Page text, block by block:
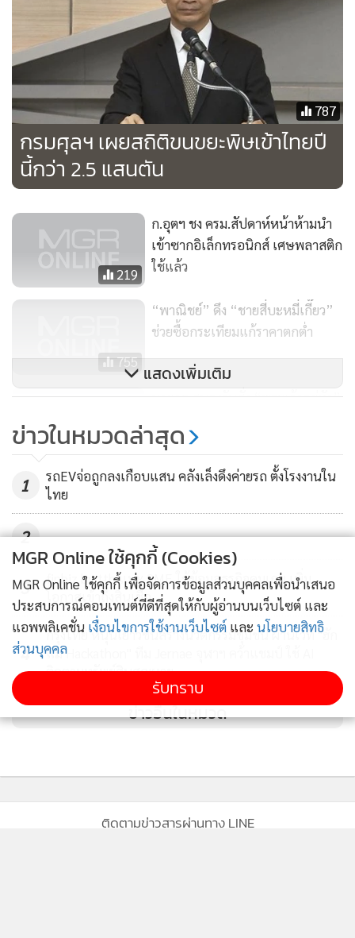
ศาสนา ถวายภัตตาหารเช้าแด่คณะสงฆ์ สักการะสิ่งศักดิ์สิทธิ์
ประจำกรมศุลกากร เจริญพระพุทธมนต์ ถวายเครื่องสังฆทาน
จากนั้น จัดพิธีมอบเครื่องราชอิสริยาภรณ์ รางวัลเชิดชูเกียรติแก่
คนดีศรีศุลกากร ผู้มีผลงานดีของกรมศุลกากร ผู้ประพฤติปฏิบัติ
ตนชอบด้วยความซื่อสัตย์สุจริตของกรมศุลกากร และข้าราชการ
พลเรือนดีเด่นของกรมศุลกากรประจำปี 2561 ตลอดจนมอบทุน
การศึกษาแก่บุตรธิดาข้าราชการ และลูกจ้างกรมศุลกากร ทั้งยัง
787
กรมศุลฯ เผยสถิติขนขยะพิษเข้าไทยปี
นี้กว่า 2.5 แสนตัน
219
ก.อุตฯ ชง ครม.สัปดาห์หน้าห้ามนำ
เข้าซากอิเล็กทรอนิกส์ เศษพลาสติก
ใช้แล้ว
755
“พาณิชย์” ดึง “ชายสี่บะหมี่เกี๊ยว”
ช่วยซื้อกระเทียมแก้ราคาตกต่ำ
8,511
นายกฯ สนองรับสั่ง “พระเจ้าอยู่หัว”
หลักสูตร “ทหารเสือ” รวมศูนย์กู้ภัย
แสดงเพิ่มเติม
ข่าวในหมวดล่าสุด
1
รถEVจ่อถูกลงเกือบแสน คลังเล็งดึงค่ายรถ ตั้งโรงงานใน
ไทย
2
3
finbiz by ttb แนะ SME ใช้ข้อมูลธุรกิจคุมเกม เพิ่ม
โอกาสเข้าถึงสินเชื่อ
4
กรุงไทย หนุนเยาวชนสร้างนวัตกรรมชุมชน ผ่านเวที "ฮัก
แม่ Hackathon" ทีม Jernae จุฬาฯ คว้าแชมป์ ใช้ AI
ติดตามทรัพย์สินสูญหาย
ข่าวอื่นในหมวด
ติดตามข่าวสารผ่านทาง LINE
MGR Online ใช้คุกกี้ (Cookies)
MGR Online ใช้คุกกี้ เพื่อจัดการข้อมูลส่วนบุคคลเพื่อนำเสนอ
ประสบการณ์คอนเทนต์ที่ดีที่สุดให้กับผู้อ่านบนเว็บไซต์ และ
แอพพลิเคชั่น เงื่อนไขการใช้งานเว็บไซต์ และ นโยบายสิทธิ
ส่วนบุคคล
รับทราบ